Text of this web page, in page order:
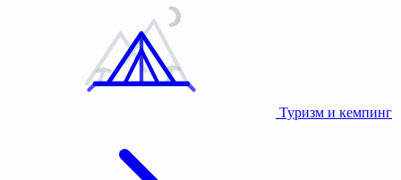
Туризм и кемпинг